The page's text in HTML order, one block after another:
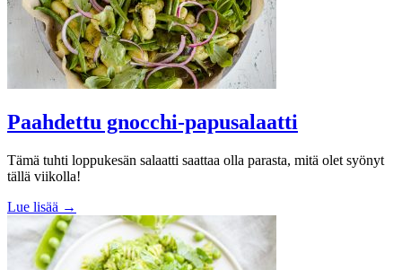
Paahdettu gnocchi-papusalaatti
Tämä tuhti loppukesän salaatti saattaa olla parasta, mitä olet syönyt
tällä viikolla!
Lue lisää →